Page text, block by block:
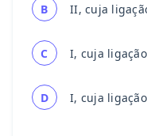
B II, cuja
C I, cuja
D I, cuja